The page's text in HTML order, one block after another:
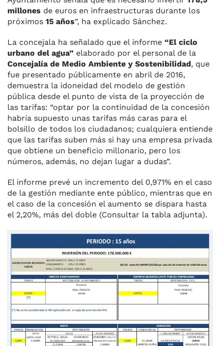
millones de euros en infraestructuras durante los
próximos 15 años”, ha explicado Sánchez.
La concejala ha señalado que el informe “El ciclo
urbano del agua” elaborado por el personal de la
Concejalía de Medio Ambiente y Sostenibilidad, que
fue presentado públicamente en abril de 2016,
demuestra la idoneidad del modelo de gestión
pública desde el punto de vista de la proyección de
las tarifas: “optar por la continuidad de la concesión
habría supuesto unas tarifas más caras para el
bolsillo de todos los ciudadanos; cualquiera entiende
que las tarifas suben más si hay una empresa privada
que obtiene un beneficio millonario, pero los
números, además, no dejan lugar a dudas”.
El informe prevé un incremento del 0,971% en el caso
de la gestión mediante ente público, mientras que en
el caso de la concesión el aumento se dispara hasta
el 2,20%, más del doble (Consultar la tabla adjunta).